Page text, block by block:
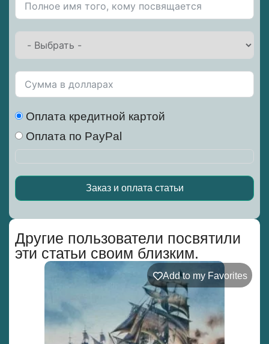
Другие пользователи посвятили
эти статьи своим близким.
Add to my Favorites
Оплата кредитной картой
Оплата по PayPal
Заказ и оплата статьи
Alternative: